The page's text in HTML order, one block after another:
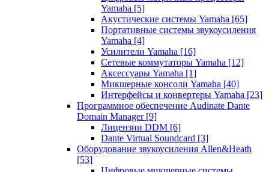
Yamaha [5]
Акустические системы Yamaha [65]
Портативные системы звукоусиления
Yamaha [4]
Усилители Yamaha [16]
Сетевые коммутаторы Yamaha [12]
Аксессуары Yamaha [1]
Микшерные консоли Yamaha [40]
Интерфейсы и конвертеры Yamaha [23]
Программное обеспечение Audinate Dante
Domain Manager [9]
Лицензии DDM [6]
Dante Virtual Soundcard [3]
Оборудование звукоусиления Allen&Heath
[53]